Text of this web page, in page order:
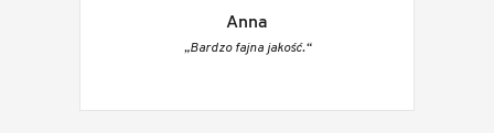
Anna
„Bardzo fajna jakość.“